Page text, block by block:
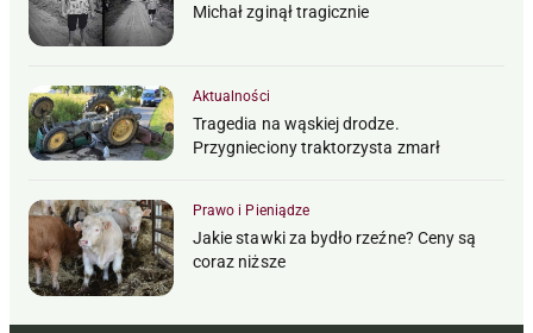
Michał zginął tragicznie
Aktualności
Tragedia na wąskiej drodze.
Przygnieciony traktorzysta zmarł
Prawo i Pieniądze
Jakie stawki za bydło rzeźne? Ceny są
coraz niższe